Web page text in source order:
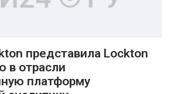
представила Lockton
в отрасли
платформу